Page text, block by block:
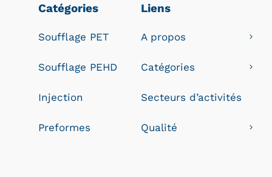
Catégories
Soufflage PET
Soufflage PEHD
Injection
Preformes
Liens
A propos
Catégories
Secteurs d’activités
Qualité